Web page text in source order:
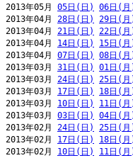
2013年05月 05日(日) 06日(月
2013年04月 28日(日) 29日(月
2013年04月 21日(日) 22日(月
2013年04月 14日(日) 15日(月
2013年04月 07日(日) 08日(月
2013年03月 31日(日) 01日(月
2013年03月 24日(日) 25日(月
2013年03月 17日(日) 18日(月
2013年03月 10日(日) 11日(月
2013年03月 03日(日) 04日(月
2013年02月 24日(日) 25日(月
2013年02月 17日(日) 18日(月
2013年02月 10日(日) 11日(月